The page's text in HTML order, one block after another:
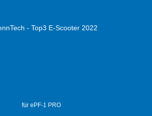
für ePF-1 PRO